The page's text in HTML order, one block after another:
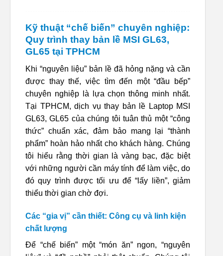
Kỹ thuật “chế biến” chuyên nghiệp:
Quy trình thay bản lề MSI GL63,
GL65 tại TPHCM
Khi “nguyên liệu” bản lề đã hỏng nặng và cần
được thay thế, việc tìm đến một “đầu bếp”
chuyên nghiệp là lựa chọn thông minh nhất.
Tại TPHCM, dịch vụ thay bản lề Laptop MSI
GL63, GL65 của chúng tôi tuân thủ một “công
thức” chuẩn xác, đảm bảo mang lại “thành
phẩm” hoàn hảo nhất cho khách hàng. Chúng
tôi hiểu rằng thời gian là vàng bạc, đặc biệt
với những người cần máy tính để làm việc, do
đó quy trình được tối ưu để “lấy liền”, giảm
thiểu thời gian chờ đợi.
Các “gia vị” cần thiết: Công cụ và linh kiện
chất lượng
Để “chế biến” một “món ăn” ngon, “nguyên